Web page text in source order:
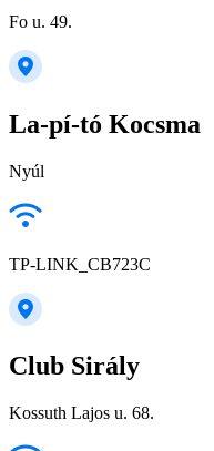
Fo u. 49.
La-pí-tó Kocsma
Nyúl
TP-LINK_CB723C
Club Sirály
Kossuth Lajos u. 68.